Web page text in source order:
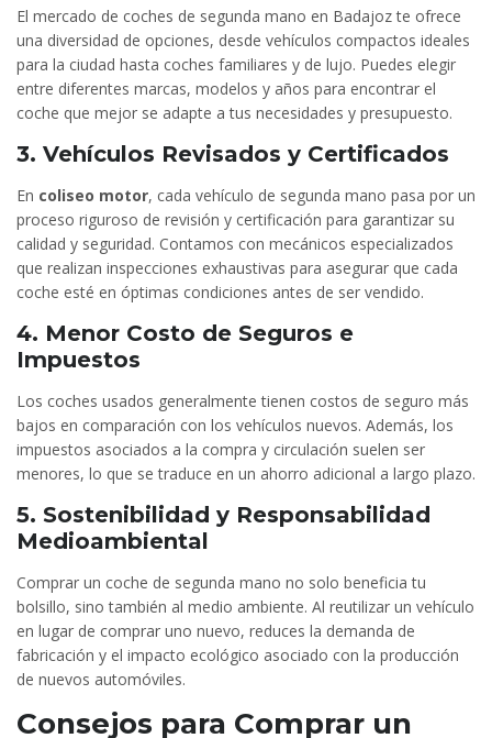
El mercado de coches de segunda mano en Badajoz te ofrece
una diversidad de opciones, desde vehículos compactos ideales
para la ciudad hasta coches familiares y de lujo. Puedes elegir
entre diferentes marcas, modelos y años para encontrar el
coche que mejor se adapte a tus necesidades y presupuesto.
3. Vehículos Revisados y Certificados
En coliseo motor, cada vehículo de segunda mano pasa por un
proceso riguroso de revisión y certificación para garantizar su
calidad y seguridad. Contamos con mecánicos especializados
que realizan inspecciones exhaustivas para asegurar que cada
coche esté en óptimas condiciones antes de ser vendido.
4. Menor Costo de Seguros e
Impuestos
Los coches usados generalmente tienen costos de seguro más
bajos en comparación con los vehículos nuevos. Además, los
impuestos asociados a la compra y circulación suelen ser
menores, lo que se traduce en un ahorro adicional a largo plazo.
5. Sostenibilidad y Responsabilidad
Medioambiental
Comprar un coche de segunda mano no solo beneficia tu
bolsillo, sino también al medio ambiente. Al reutilizar un vehículo
en lugar de comprar uno nuevo, reduces la demanda de
fabricación y el impacto ecológico asociado con la producción
de nuevos automóviles.
Consejos para Comprar un